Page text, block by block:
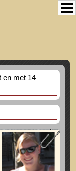
en met 14